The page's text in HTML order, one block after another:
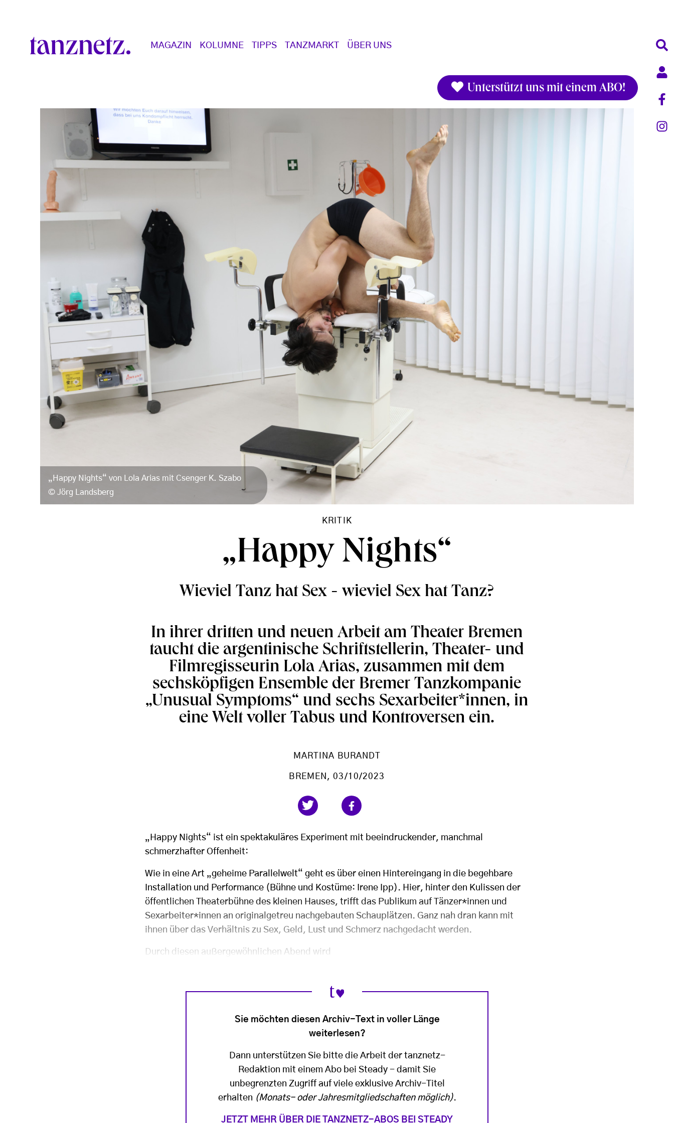
Main navigation
MAGAZIN KOLUMNE TIPPS TANZMARKT ÜBER UNS
Unterstützt uns mit einem ABO!
„Happy Nights“ von Lola Arias mit Csenger K. Szabo
Jörg Landsberg
KRITIK
„Happy Nights“
Wieviel Tanz hat Sex - wieviel Sex hat Tanz?
In ihrer dritten und neuen Arbeit am Theater Bremen
taucht die argentinische Schriftstellerin, Theater- und
Filmregisseurin Lola Arias, zusammen mit dem
sechsköpfigen Ensemble der Bremer Tanzkompanie
„Unusual Symptoms“ und sechs Sexarbeiter*innen, in
eine Welt voller Tabus und Kontroversen ein.
MARTINA BURANDT
BREMEN , 03/10/2023
„Happy Nights“ ist ein spektakuläres Experiment mit beeindruckender, manchmal
schmerzhafter Offenheit:
Wie in eine Art „geheime Parallelwelt“ geht es über einen Hintereingang in die begehbare
Installation und Performance (Bühne und Kostüme: Irene Ipp). Hier, hinter den Kulissen der
öffentlichen Theaterbühne des kleinen Hauses, trifft das Publikum auf Tänzer*innen und
Sexarbeiter*innen an originalgetreu nachgebauten Schauplätzen. Ganz nah dran kann mit
ihnen über das Verhältnis zu Sex, Geld, Lust und Schmerz nachgedacht werden.
Durch diesen außergewöhnlichen Abend wird
Sie möchten diesen Archiv-Text in voller Länge
weiterlesen?
Dann unterstützen Sie bitte die Arbeit der tanznetz-
Redaktion mit einem Abo bei Steady - damit Sie
unbegrenzten Zugriff auf viele exklusive Archiv-Titel
erhalten (Monats- oder Jahresmitgliedschaften möglich).
JETZT MEHR ÜBER DIE TANZNETZ-ABOS BEI STEADY